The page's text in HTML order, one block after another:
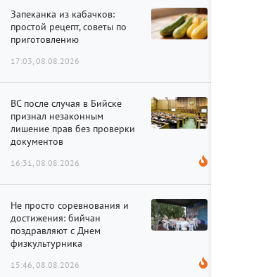
Запеканка из кабачков:
простой рецепт, советы по
приготовлению
17:03, 08.08.2026
ВС после случая в Бийске
признал незаконным
лишение прав без проверки
документов
16:31, 08.08.2026
Не просто соревнования и
достижения: бийчан
поздравляют с Днем
физкультурника
15:46, 08.08.2026